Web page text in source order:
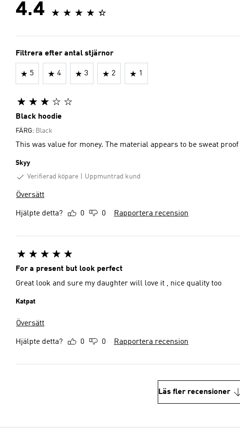
4.4
Filtrera efter antal stjärnor
5 4 3 2 1
Black hoodie
FÄRG: Black
This was value for money. The material appears to be sweat
Skyy
Verifierad köpare
Uppmuntrad kund
Översätt
Hjälpte detta? 0 0 Rapportera recension
For a present but look perfect
Great look and sure my daughter will love it , nice quality too
Katpat
Översätt
Hjälpte detta? 0 0 Rapportera recension
Läs fler recensioner